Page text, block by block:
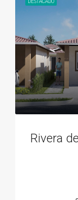
DESTACADO